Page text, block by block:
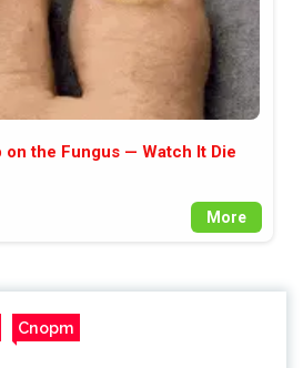
on the Fungus — Watch It Die
More
Спорт